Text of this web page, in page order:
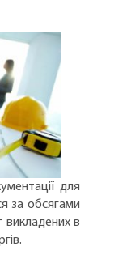
для
за обсягами
викладених в